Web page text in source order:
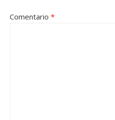
Comentario *